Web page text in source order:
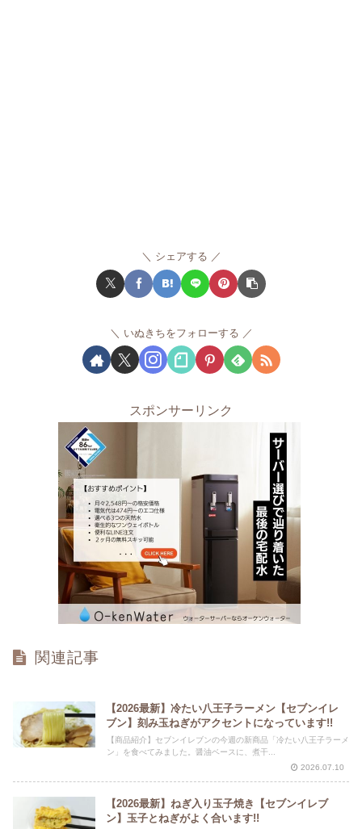
シェアする
いぬきちをフォローする
スポンサーリンク
関連記事
【2026最新】冷たい八王子ラーメン【セブンイレ
ブン】刻み玉ねぎがアクセントになっています!!
【商品紹介】セブンイレブンの今週の新商品「冷たい八王子ラーメ
ン」を食べてみました。醤油ベースに、煮干...
2026.07.10
【2026最新】ねぎ入り玉子焼き【セブンイレブ
ン】玉子とねぎがよく合います!!